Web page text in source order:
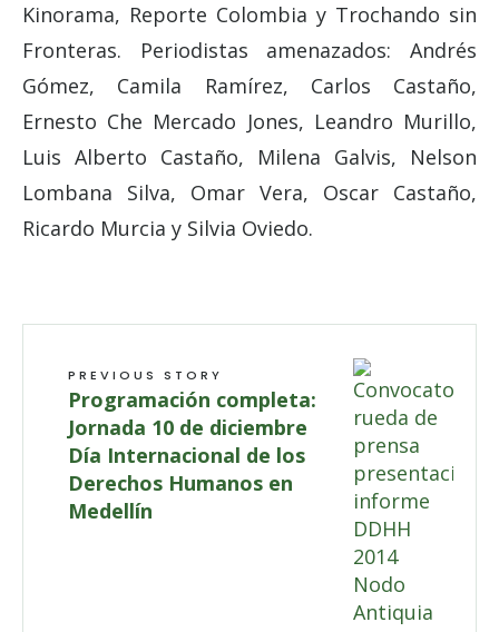
Kinorama, Reporte Colombia y Trochando sin
Fronteras. Periodistas amenazados: Andrés
Gómez, Camila Ramírez, Carlos Castaño,
Ernesto Che Mercado Jones, Leandro Murillo,
Luis Alberto Castaño, Milena Galvis, Nelson
Lombana Silva, Omar Vera, Oscar Castaño,
Ricardo Murcia y Silvia Oviedo.
PREVIOUS STORY
Programación completa:
Jornada 10 de diciembre
Día Internacional de los
Derechos Humanos en
Medellín